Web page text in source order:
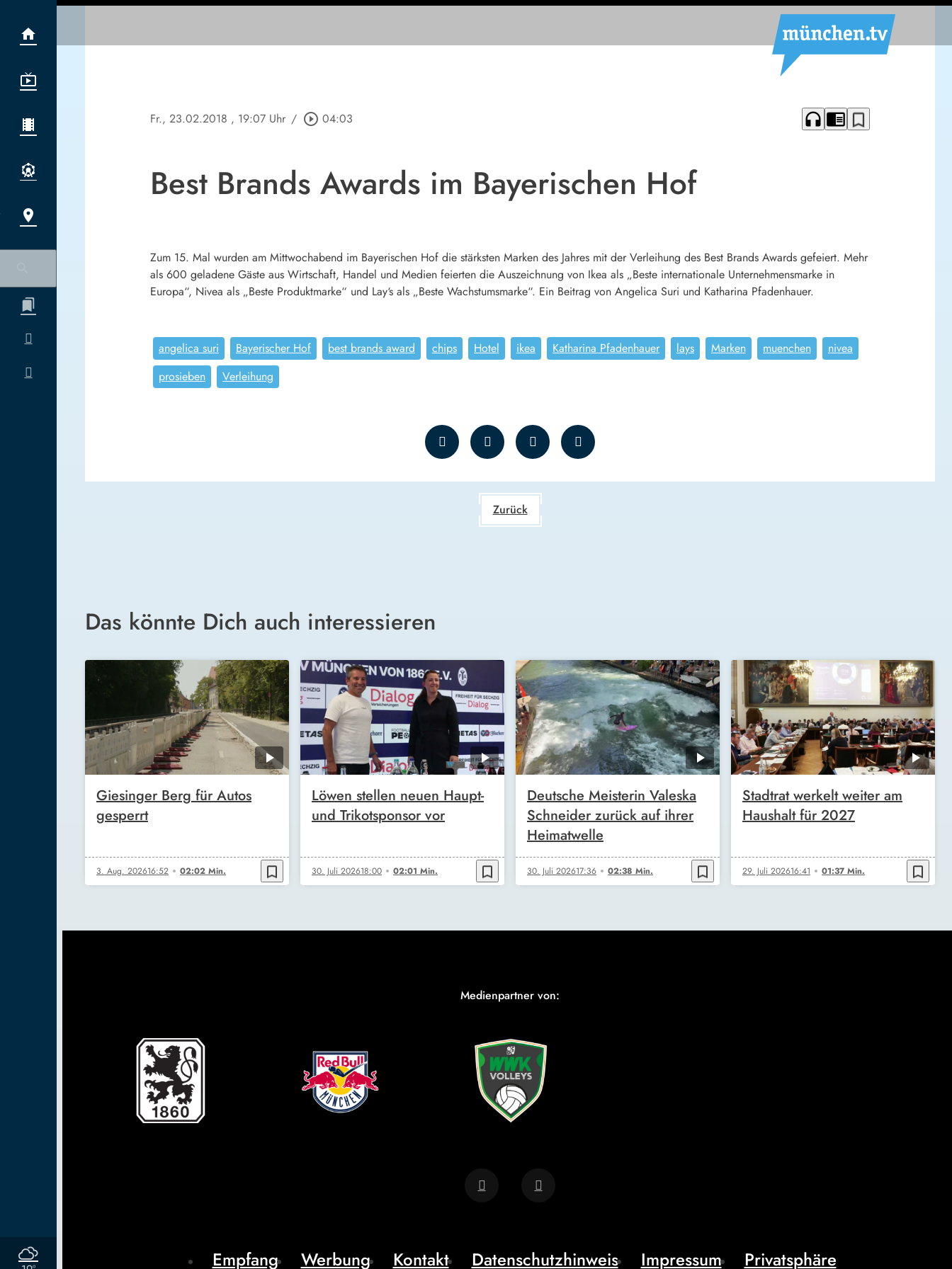
Fr., 23.02.2018 , 19:07 Uhr / play_circle_outline 04:03 headphones chrome_reader_mode bookmark_border
Best Brands Awards im Bayerischen Hof
Zum 15. Mal wurden am Mittwochabend im Bayerischen Hof die stärksten Marken des Jahres mit der Verleihung des Best Brands Awards gefeiert. Mehr
als 600 geladene Gäste aus Wirtschaft, Handel und Medien feierten die Auszeichnung von Ikea als „Beste internationale Unternehmensmarke in
Europa“, Nivea als „Beste Produktmarke“ und Lay‘s als „Beste Wachstumsmarke“. Ein Beitrag von Angelica Suri und Katharina Pfadenhauer.
angelica suri Bayerischer Hof best brands award chips Hotel ikea Katharina Pfadenhauer lays Marken muenchen
nivea
prosieben
Verleihung
Zurück
Das könnte Dich auch interessieren
Giesinger Berg für Autos
gesperrt
3. Aug. 202616:52 02:02 Min. bookmark_border
Löwen stellen neuen Haupt-
und Trikotsponsor vor
30. Juli 202618:00 02:01 Min. bookmark_border
Deutsche Meisterin Valeska
Schneider zurück auf ihrer
Heimatwelle
30. Juli 202617:36 02:38 Min. bookmark_border
Stadtrat werkelt weiter am
Haushalt für 2027
29. Juli 202616:41 01:37 Min. bookmark_border
Medienpartner von:
Empfang Werbung Kontakt Datenschutzhinweis Impressum Privatsphäre